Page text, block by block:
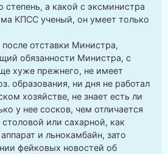
степень, а какой с эксминистра
КПСС ученый, он умеет только
отставки Министра,
обязанности Министра, с
хуже прежнего, не имеет
образования, ни дня не работал
хозяйстве, не знает есть ли
у нее сосков, чем отличается
или сахарной, как
и льнокамбайн, зато
фейковых новостей об